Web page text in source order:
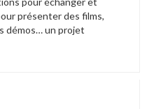
présenter des films,
démos… un projet